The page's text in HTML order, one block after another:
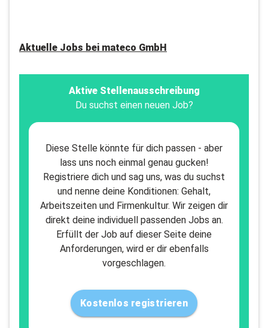
Aktuelle Jobs bei mateco GmbH
Aktive Stellenausschreibung
Du suchst einen neuen Job?
Diese Stelle könnte für dich passen - aber
lass uns noch einmal genau gucken!
Registriere dich und sag uns, was du suchst
und nenne deine Konditionen: Gehalt,
Arbeitszeiten und Firmenkultur. Wir zeigen dir
direkt deine individuell passenden Jobs an.
Erfüllt der Job auf dieser Seite deine
Anforderungen, wird er dir ebenfalls
vorgeschlagen.
Kostenlos registrieren